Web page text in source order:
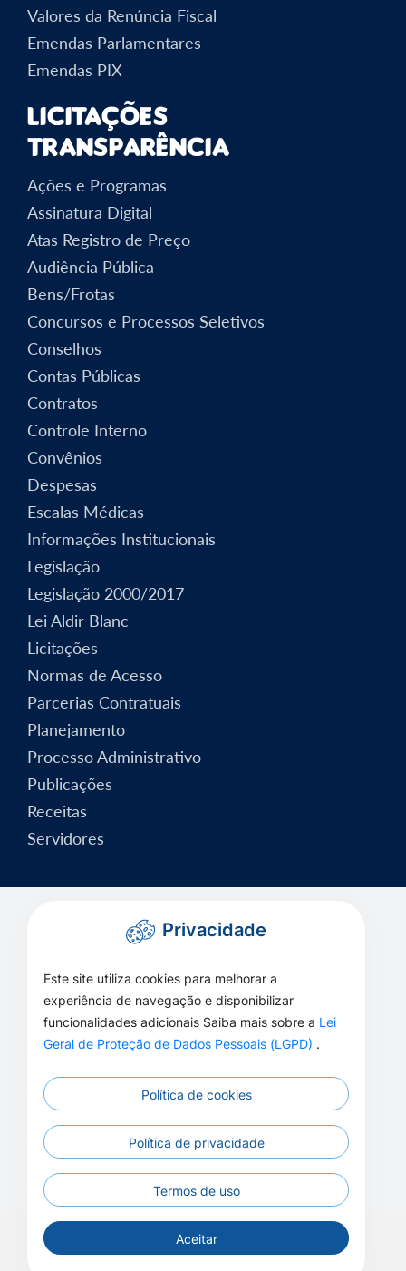
Valores da Renúncia Fiscal
Emendas Parlamentares
Emendas PIX
Licitações
Transparência
Ações e Programas
Assinatura Digital
Atas Registro de Preço
Audiência Pública
Bens/Frotas
Concursos e Processos Seletivos
Conselhos
Contas Públicas
Contratos
Controle Interno
Convênios
Despesas
Escalas Médicas
Informações Institucionais
Legislação
Legislação 2000/2017
Lei Aldir Blanc
Licitações
Normas de Acesso
Parcerias Contratuais
Planejamento
Processo Administrativo
Publicações
Receitas
Servidores
Privacidade
Este site utiliza cookies para melhorar a
experiência de navegação e disponibilizar
funcionalidades adicionais Saiba mais sobre a Lei
Geral de Proteção de Dados Pessoais (LGPD) .
Política de cookies
Política de privacidade
Termos de uso
Aceitar